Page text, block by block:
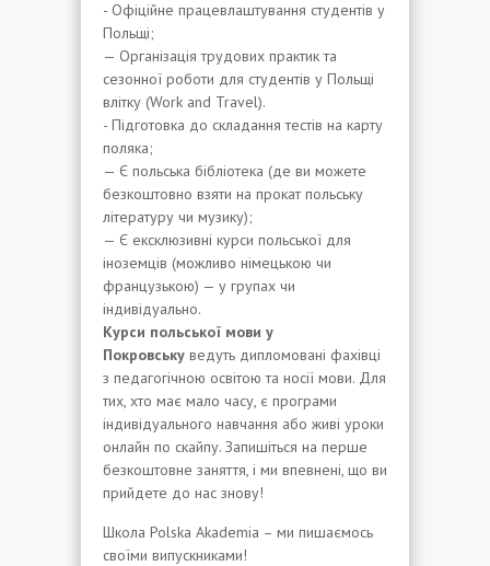
- Офіційне працевлаштування студентів у
Польщі;
— Організація трудових практик та
сезонної роботи для студентів у Польщі
влітку (Work and Travel).
- Підготовка до складання тестів на карту
поляка;
— Є польська бібліотека (де ви можете
безкоштовно взяти на прокат польську
літературу чи музику);
— Є ексклюзивні курси польської для
іноземців (можливо німецькою чи
французькою) — у групах чи
індивідуально.
Курси польської мови у
Покровську ведуть дипломовані фахівці
з педагогічною освітою та носії мови. Для
тих, хто має мало часу, є програми
індивідуального навчання або живі уроки
онлайн по скайпу. Запишіться на перше
безкоштовне заняття, і ми впевнені, що ви
прийдете до нас знову!
Школа Polska Akademia – ми пишаємось
своїми випускниками!